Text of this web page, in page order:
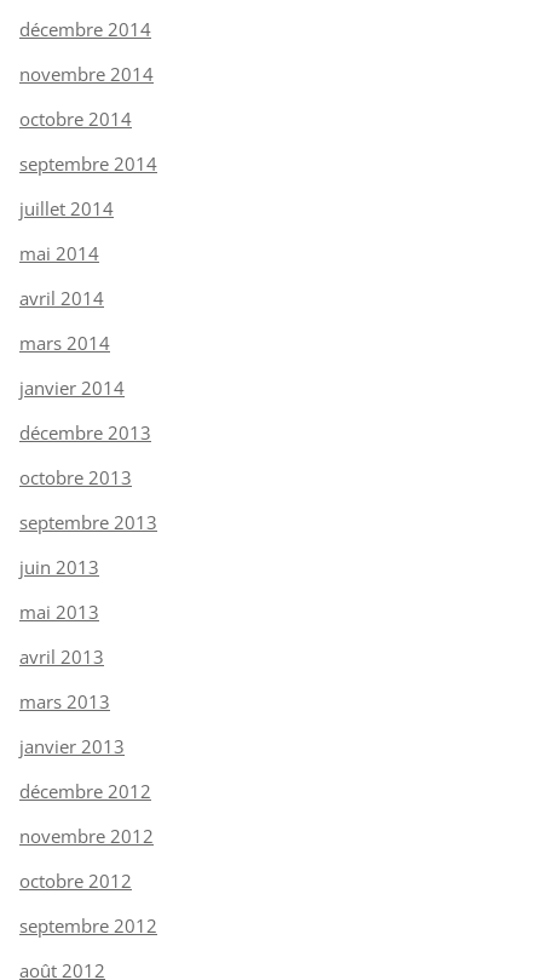
décembre 2014
novembre 2014
octobre 2014
septembre 2014
juillet 2014
mai 2014
avril 2014
mars 2014
janvier 2014
décembre 2013
octobre 2013
septembre 2013
juin 2013
mai 2013
avril 2013
mars 2013
janvier 2013
décembre 2012
novembre 2012
octobre 2012
septembre 2012
août 2012